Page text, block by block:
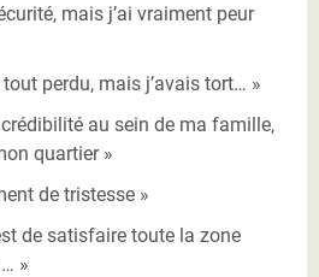
mais j’ai vraiment peur
perdu, mais j’avais tort… »
crédibilité au sein de ma famille,
quartier »
de tristesse »
de satisfaire toute la zone
»